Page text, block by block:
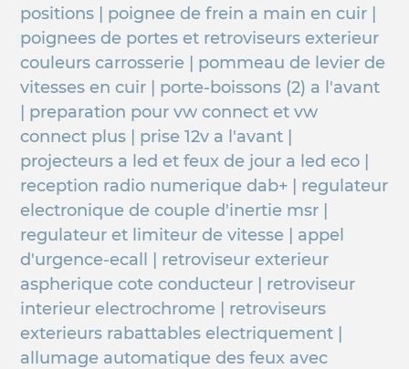
positions | poignee de frein a main en cuir |
poignees de portes et retroviseurs exterieur
couleurs carrosserie | pommeau de levier de
vitesses en cuir | porte-boissons (2) a l'avant
| preparation pour vw connect et vw
connect plus | prise 12v a l'avant |
projecteurs a led et feux de jour a led eco |
reception radio numerique dab+ | regulateur
electronique de couple d'inertie msr |
regulateur et limiteur de vitesse | appel
d'urgence-ecall | retroviseur exterieur
aspherique cote conducteur | retroviseur
interieur electrochrome | retroviseurs
exterieurs rabattables electriquement |
allumage automatique des feux avec